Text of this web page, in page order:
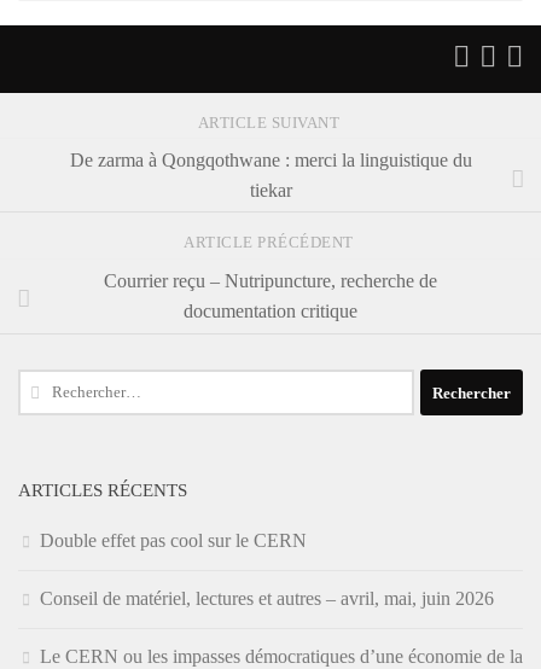
ARTICLE SUIVANT
De zarma à Qongqothwane : merci la linguistique du
tiekar
ARTICLE PRÉCÉDENT
Courrier reçu – Nutripuncture, recherche de
documentation critique
Rechercher :
ARTICLES RÉCENTS
Double effet pas cool sur le CERN
Conseil de matériel, lectures et autres – avril, mai, juin 2026
Le CERN ou les impasses démocratiques d’une économie de la